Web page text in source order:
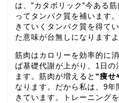
は、”カタボリック”今ある
ってタンパク質を補います
きていくタンパク質を得て
た意味が台無しになりますよ
筋肉はカロリーを効率的に
ば基礎代謝が上がり、1日の
ます。筋肉が増えると “痩せ
なります。だから私は、9
きています。トレーニング